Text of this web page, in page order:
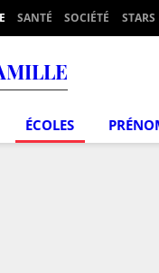
SANTÉ SOCIÉTÉ STARS
ÉCOLES